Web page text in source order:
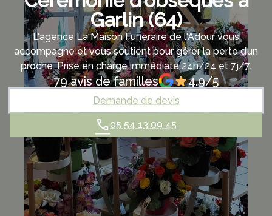
Garlin (64)
L'agence La Maison Funéraire de l'Adour vous
accompagne et vous soutient pour gérer la perte d’un
proche. Prise en charge immédiate 24h/24 et 7j/7.
79 avis de familles 4.9/5
Demande de devis
05 54 13 09 45